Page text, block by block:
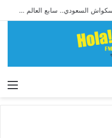
آل نصفان يحقق إنجازًا تاريخيًا للإسكواش السعودي.. سابع العالم وأول آسيوي يبلغ ربع نهائي بطولة العالم للشباب